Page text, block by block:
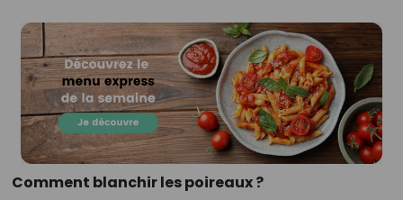
Comment blanchir les poireaux ?